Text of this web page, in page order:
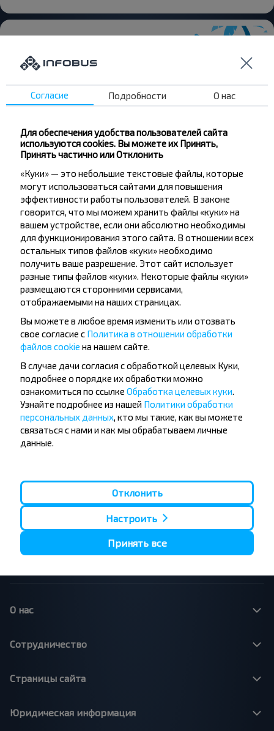
Хотите
путешествовать
дешевле?
Не пропусти специальные акции, скидки и
другие интересные предложения INFOBUS.
Подпишись на получение новостей и
путешествуй с нами дешевле!
Подписаться
Популярные автобусные
направления
Орша - Могилёв
Минск - Несвиж
Минск - Могилёв
Минск - Брест
Минск - Барановичи
Гомель - Минск
Брест - Тересполь
Брест - Беловежская Пуща
Вильнюс - Минск
Полоцк - Рига
Минск - Вильнюс
Минск - Москва
Москва - Барановичи
Брест - Варшава
О нас
Сотрудничество
Страницы сайта
Юридическая информация
Согласие Подробности О нас
Для обеспечения удобства пользователей сайта
используются cookies. Вы можете их Принять,
Принять частично или Отклонить
«Куки» — это небольшие текстовые файлы, которые
могут использоваться сайтами для повышения
эффективности работы пользователей. В законе
говорится, что мы можем хранить файлы «куки» на
вашем устройстве, если они абсолютно необходимы
для функционирования этого сайта. В отношении всех
остальных типов файлов «куки» необходимо
получить ваше разрешение. Этот сайт использует
разные типы файлов «куки». Некоторые файлы «куки»
размещаются сторонними сервисами,
отображаемыми на наших страницах.
Вы можете в любое время изменить или отозвать
свое согласие с Политика в отношении обработки
файлов cookie на нашем сайте.
В случае дачи согласия с обработкой целевых Куки,
подробнее о порядке их обработки можно
ознакомиться по ссылке Обработка целевых куки.
Узнайте подробнее из нашей Политики обработки
персональных данных, кто мы такие, как вы можете
связаться с нами и как мы обрабатываем личные
данные.
Отклонить
Настроить
Принять все